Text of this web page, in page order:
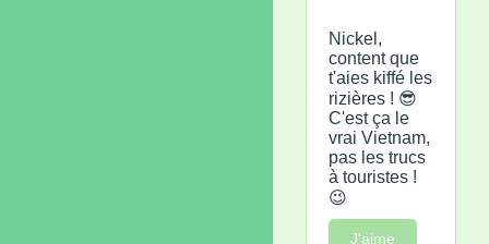
Nickel,
content que
t'aies kiffé les
rizières ! 😎
C'est ça le
vrai Vietnam,
pas les trucs
à touristes !
😉
J'aime